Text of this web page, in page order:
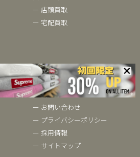
ー 店頭買取
ー 宅配買取
ベクトルについて
ー ブランドコラム
ー 会社概要
ー お問い合わせ
ー プライバシーポリシー
ー 採用情報
ー サイトマップ